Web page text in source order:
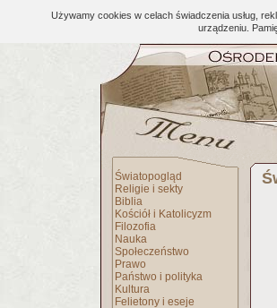
Używamy cookies w celach świadczenia usług,
urządzeniu.
Światopogląd
Religie i sekty
Biblia
Kościół i Katolicyzm
Filozofia
Nauka
Społeczeństwo
Prawo
Państwo i polityka
Kultura
Felietony i eseje